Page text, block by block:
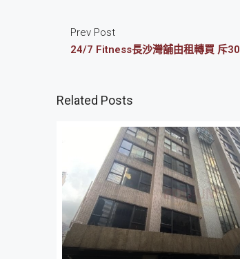
Prev Post
24/7 Fitness長沙灣舖由租轉買 斥
Related Posts